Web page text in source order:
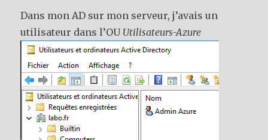
Dans mon AD sur mon serveur, j’avais un
utilisateur dans l’OU Utilisateurs-Azure